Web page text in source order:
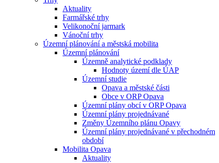
Aktuality
Farmářské trhy
Velikonoční jarmark
Vánoční trhy
Územní plánování a městská mobilita
Územní plánování
Územně analytické podklady
Hodnoty území dle ÚAP
Územní studie
Opava a městské části
Obce v ORP Opava
Územní plány obcí v ORP Opava
Územní plány projednávané
Změny Územního plánu Opavy
Územní plány projednávané v přechodném
období
Mobilita Opava
Aktuality